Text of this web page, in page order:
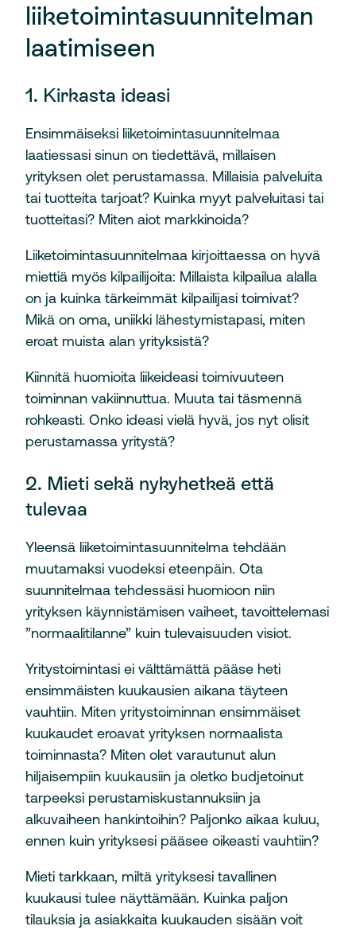
liiketoimintasuunnitelman
laatimiseen
1. Kirkasta ideasi
Ensimmäiseksi liiketoimintasuunnitelmaa
laatiessasi sinun on tiedettävä, millaisen
yrityksen olet perustamassa. Millaisia palveluita
tai tuotteita tarjoat? Kuinka myyt palveluitasi tai
tuotteitasi? Miten aiot markkinoida?
Liiketoimintasuunnitelmaa kirjoittaessa on hyvä
miettiä myös kilpailijoita: Millaista kilpailua alalla
on ja kuinka tärkeimmät kilpailijasi toimivat?
Mikä on oma, uniikki lähestymistapasi, miten
eroat muista alan yrityksistä?
Kiinnitä huomioita liikeideasi toimivuuteen
toiminnan vakiinnuttua. Muuta tai täsmennä
rohkeasti. Onko ideasi vielä hyvä, jos nyt olisit
perustamassa yritystä?
2. Mieti sekä nykyhetkeä että
tulevaa
Yleensä liiketoimintasuunnitelma tehdään
muutamaksi vuodeksi eteenpäin. Ota
suunnitelmaa tehdessäsi huomioon niin
yrityksen käynnistämisen vaiheet, tavoittelemasi
”normaalitilanne” kuin tulevaisuuden visiot.
Yritystoimintasi ei välttämättä pääse heti
ensimmäisten kuukausien aikana täyteen
vauhtiin. Miten yritystoiminnan ensimmäiset
kuukaudet eroavat yrityksen normaalista
toiminnasta? Miten olet varautunut alun
hiljaisempiin kuukausiin ja oletko budjetoinut
tarpeeksi perustamiskustannuksiin ja
alkuvaiheen hankintoihin? Paljonko aikaa kuluu,
ennen kuin yrityksesi pääsee oikeasti vauhtiin?
Mieti tarkkaan, miltä yrityksesi tavallinen
kuukausi tulee näyttämään. Kuinka paljon
tilauksia ja asiakkaita kuukauden sisään voit